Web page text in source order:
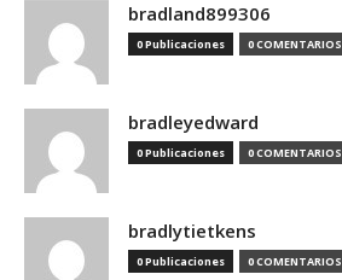
bradland899306
0 Publicaciones 0 COMENTARIOS
bradleyedward
0 Publicaciones 0 COMENTARIOS
bradlytietkens
0 Publicaciones 0 COMENTARIOS